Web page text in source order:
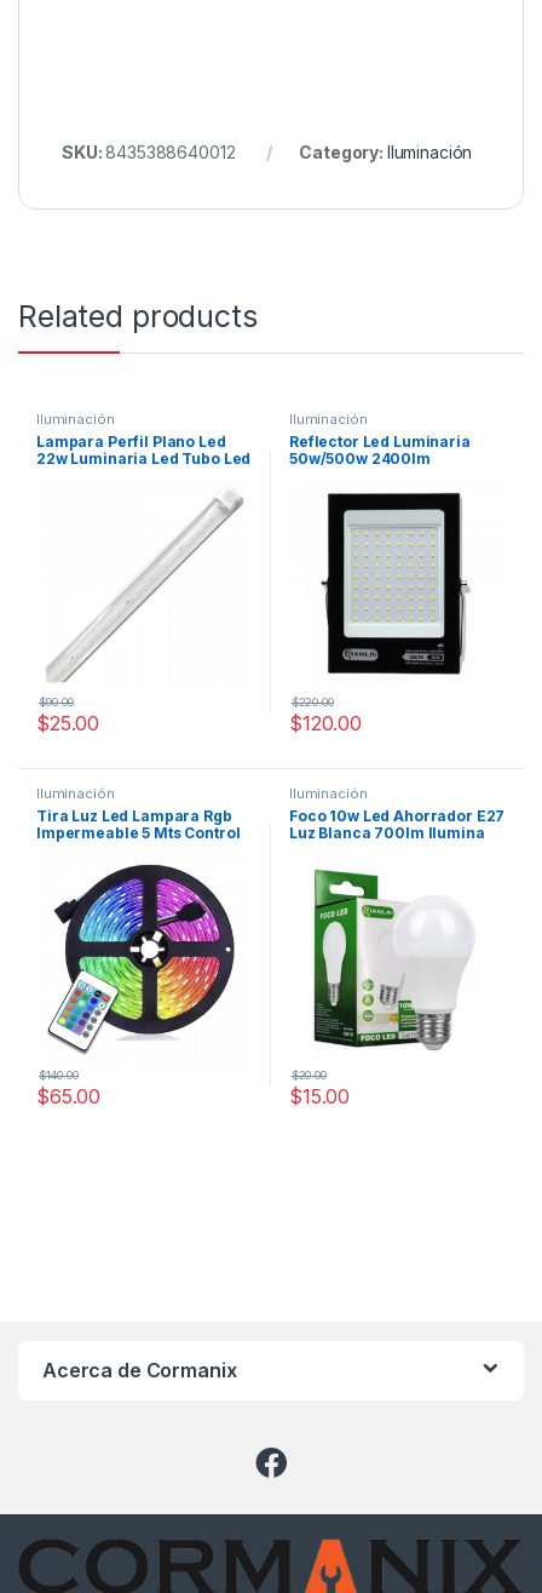
SKU:8435388640012 Category: Iluminación
Related products
Iluminación
Lampara Perfil Plano Led
22w Luminaria Led Tubo Led
$25.00
$90.00
Iluminación
Reflector Led Luminaria
50w/500w 2400lm
$120.00
$220.00
Iluminación
Tira Luz Led Lampara Rgb
Impermeable 5 Mts Control
$65.00
$140.00
Iluminación
Foco 10w Led Ahorrador E27
Luz Blanca 700lm Ilumina
$15.00
$20.00
Acerca de Cormanix